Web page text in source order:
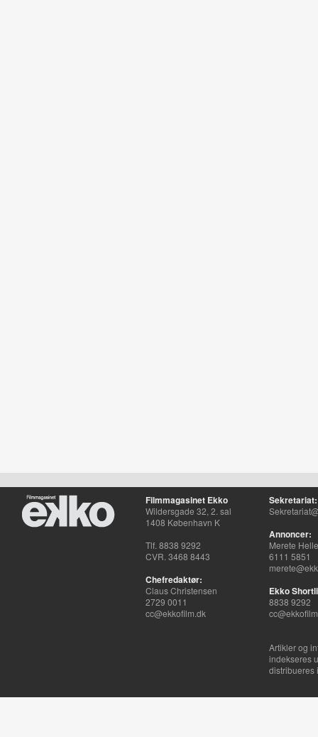
Filmmagasinet Ekko
Wildersgade 32, 2. sal
1408 København K
Tlf. 8838 9292
CVR. 3468 8443
Chefredaktør:
Claus Christensen
2729 0011
cc@ekkofilm.dk
Sekretariat:
Annoncer:
Merete
6111 5851
Ekko
8838 9292
Artikler og
indekseres
distribueres